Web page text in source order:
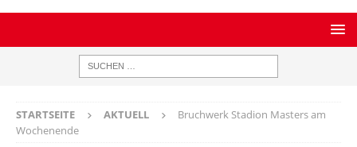
STARTSEITE AKTUELL
Bruchwerk Stadion Masters am
Wochenende